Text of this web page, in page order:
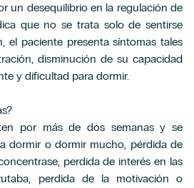
un desequilibrio en la regulación de
que no se trata solo de sentirse
el paciente presenta síntomas tales
disminución de su capacidad
y dificultad para dormir.
por más de dos semanas y se
dormir o dormir mucho, pérdida de
perdida de interés en las
perdida de la motivación o